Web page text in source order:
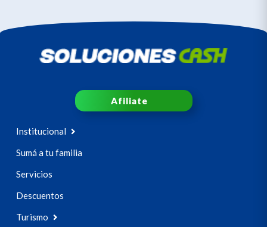
Afiliate
Institucional
Sumá a tu familia
Servicios
Descuentos
Turismo